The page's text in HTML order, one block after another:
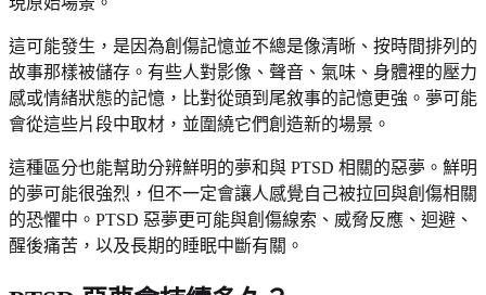
這可能發生，是因為創傷記憶並不總是像清晰、按時間排列的
故事那樣被儲存。有些人對影像、聲音、氣味、身體裡的壓力
感或情緒狀態的記憶，比對從頭到尾敘事的記憶更強。夢可能
會從這些片段中取材，並圍繞它們創造新的場景。
這種區分也能幫助分辨鮮明的夢和與 PTSD 相關的惡夢。鮮明
的夢可能很強烈，但不一定會讓人感覺自己被拉回與創傷相關
的恐懼中。PTSD 惡夢更可能與創傷線索、威脅反應、迴避、
醒後痛苦，以及長期的睡眠中斷有關。